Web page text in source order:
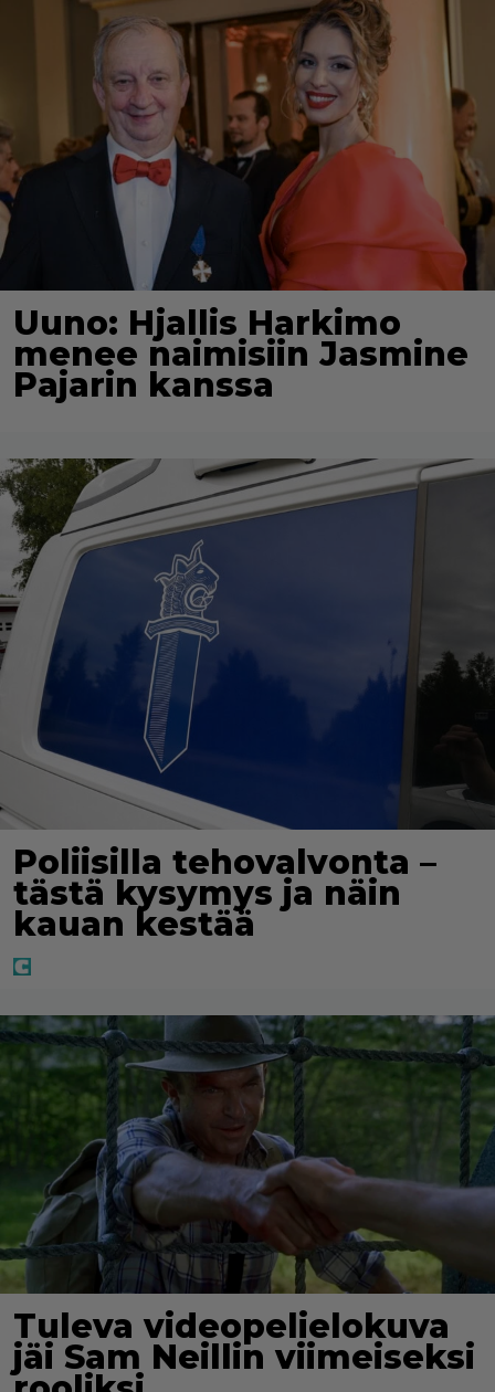
Uuno: Hjallis Harkimo
menee naimisiin Jasmine
Pajarin kanssa
Poliisilla tehovalvonta –
tästä kysymys ja näin
kauan kestää
Tuleva videopelielokuva
jäi Sam Neillin viimeiseksi